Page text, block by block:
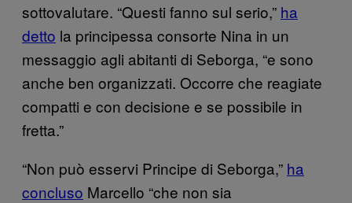
sottovalutare. “Questi fanno sul serio,” ha
detto la principessa consorte Nina in un
messaggio agli abitanti di Seborga, “e sono
anche ben organizzati. Occorre che reagiate
compatti e con decisione e se possibile in
fretta.”
“Non può esservi Principe di Seborga,” ha
concluso Marcello “che non sia